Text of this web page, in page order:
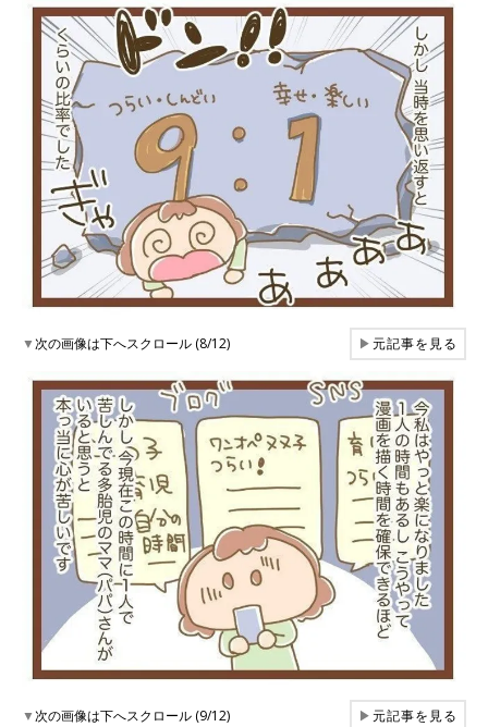
▼次の画像は下へスクロール (8/12) ▶元記事を見る
▼次の画像は下へスクロール (9/12) ▶元記事を見る